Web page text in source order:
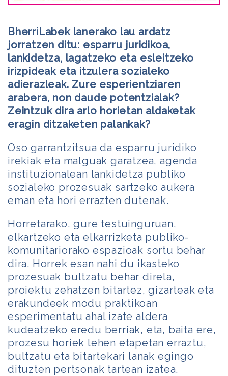
BherriLabek lanerako lau ardatz
jorratzen ditu: esparru juridikoa,
lankidetza, lagatzeko eta esleitzeko
irizpideak eta itzulera sozialeko
adierazleak. Zure esperientziaren
arabera, non daude potentzialak?
Zeintzuk dira arlo horietan aldaketak
eragin ditzaketen palankak?
Oso garrantzitsua da esparru juridiko
irekiak eta malguak garatzea, agenda
instituzionalean lankidetza publiko
sozialeko prozesuak sartzeko aukera
eman eta hori errazten dutenak.
Horretarako, gure testuinguruan,
elkartzeko eta elkarrizketa publiko-
komunitariorako espazioak sortu behar
dira. Horrek esan nahi du ikasteko
prozesuak bultzatu behar direla,
proiektu zehatzen bitartez, gizarteak eta
erakundeek modu praktikoan
esperimentatu ahal izate aldera
kudeatzeko eredu berriak, eta, baita ere,
prozesu horiek lehen etapetan erraztu,
bultzatu eta bitartekari lanak egingo
dituzten pertsonak tartean izatea.